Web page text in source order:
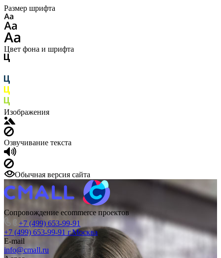
Размер шрифта
Цвет фона и шрифта
Изображения
Озвучивание текста
Обычная версия сайта
Сопровождение ecommerce проектов
+7 (499) 653-99-91
+7 (499) 653-99-91 г.Москва
E-mail
info@cmall.ru